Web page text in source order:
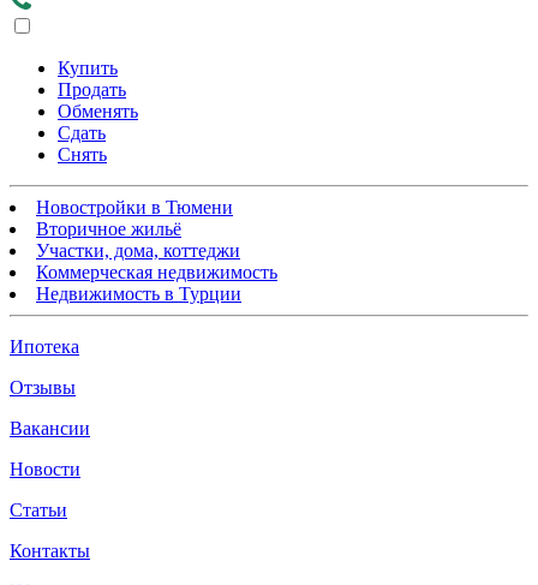
Купить
Продать
Обменять
Сдать
Снять
Новостройки в Тюмени
Вторичное жильё
Участки, дома, коттеджи
Коммерческая недвижимость
Недвижимость в Турции
Ипотека
Отзывы
Вакансии
Новости
Статьи
Контакты